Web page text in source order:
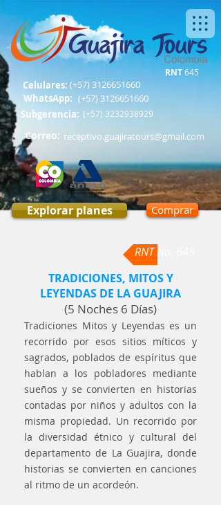
RNT645
Celulares: (+57)3126651660
WhatsApp:
Explorar planes Comprar
Correo: receptivo.guajiratours@gmail.com
Subgerencia: (+57) 3232938929
(+57)3126651660
RNT No. 645
TRADICIONES, MITOS Y
LEYENDAS DE LA GUAJIRA
(5 Noches 6 Días)
Tradiciones Mitos y Leyendas es un
recorrido por esos sitios míticos y
sagrados, poblados de espíritus que
hablan a los pobladores mediante
sueños y se convierten en historias
contadas por niños y adultos con la
misma propiedad. Un recorrido por
la diversidad étnico y cultural del
departamento de La Guajira, donde
historias se convierten en canciones
al ritmo de un acordeón.